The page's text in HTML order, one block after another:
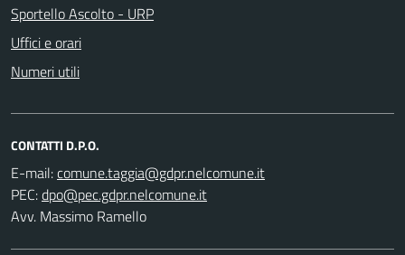
Sportello Ascolto - URP
Uffici e orari
Numeri utili
CONTATTI D.P.O.
E-mail:
PEC:
Avv. Massimo Ramello